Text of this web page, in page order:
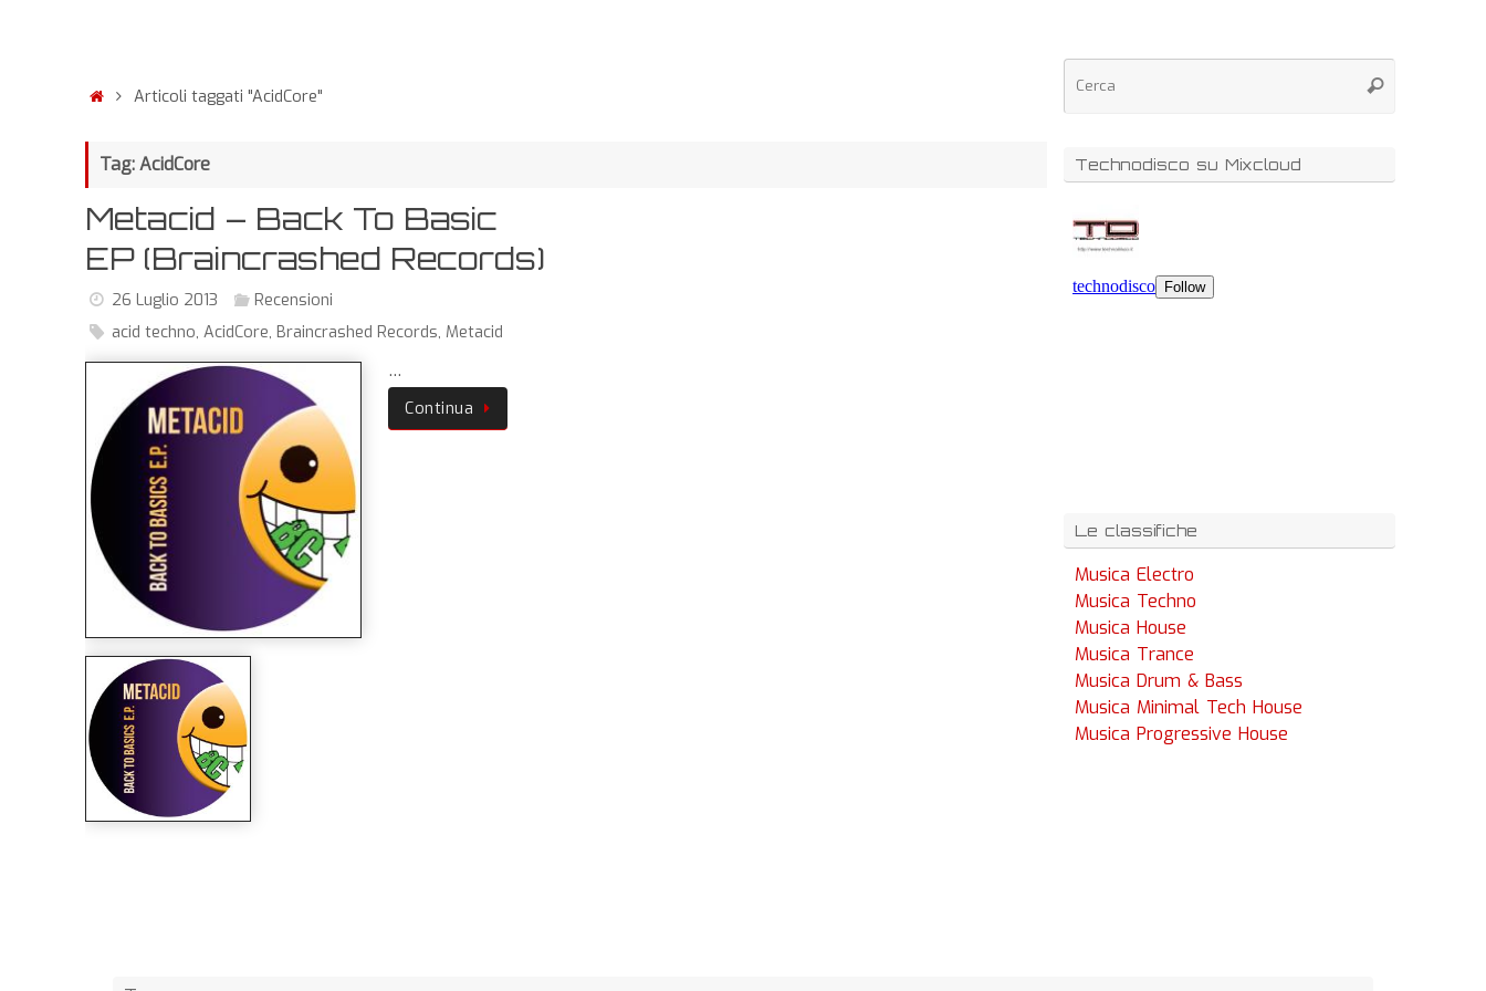
Articoli taggati "AcidCore"
Tag: AcidCore
Metacid – Back To Basic
EP (Braincrashed Records)
26 Luglio 2013
Recensioni
acid techno,AcidCore,Braincrashed Records, Metacid
…
Continua
Technodisco su Mixcloud
Le classifiche
Musica Electro
Musica Techno
Musica House
Musica Trance
Musica Drum & Bass
Musica Minimal Tech House
Musica Progressive House